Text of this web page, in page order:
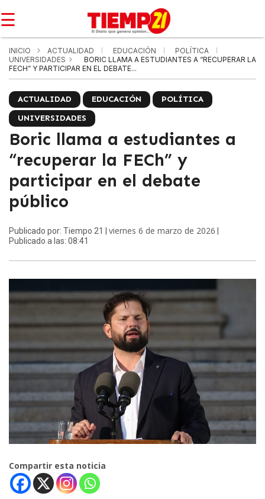
☰
INICIO ACTUALIDAD EDUCACIÓN
POLÍTICA
UNIVERSIDADES
BORIC LLAMA A ESTUDIANTES A “RECUPERAR LA
FECH” Y PARTICIPAR EN EL DEBATE...
ACTUALIDAD EDUCACIÓN
POLÍTICA
UNIVERSIDADES
Boric llama a estudiantes a
“recuperar la FECh” y
participar en el debate
público
Publicado por: Tiempo 21 | viernes 6 de marzo de 2026
Publicado a las: 08:41
Compartir esta noticia